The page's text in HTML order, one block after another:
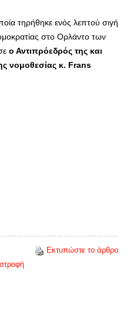
τηρήθηκε ενός λεπτού σιγή
στο Ορλάντο των
ο Αντιπρόεδρός της και
νομοθεσίας κ. Frans
Εκτυπώστε το άρθρο